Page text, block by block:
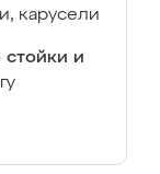
карусели
стойки и